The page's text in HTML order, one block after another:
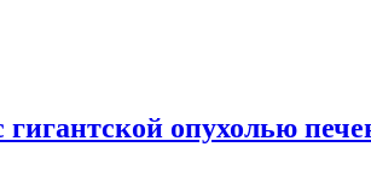
опухолью